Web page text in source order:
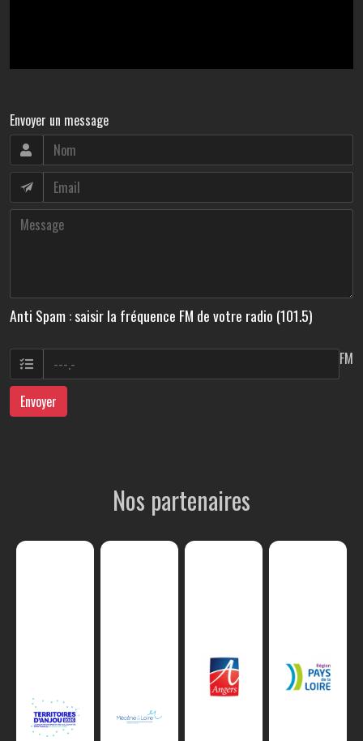
Envoyer un message
Anti Spam : saisir la fréquence FM de votre radio (101.5)
FM
Envoyer
Nos partenaires